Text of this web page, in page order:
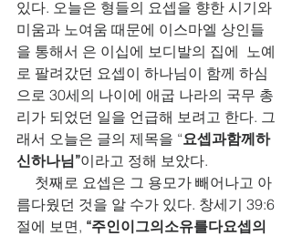
있다. 오늘은 형들의 요셉을 향한 시기와
미움과 노여움 때문에 이스마엘 상인들
을 통해서 은 이십에 보디발의 집에  노예
로 팔려갔던 요셉이 하나님이 함께 하심
으로 30세의 나이에 애굽 나라의 국무 총
리가 되었던 일을 언급해 보려고 한다. 그
래서 오늘은 글의 제목을 “요셉과함께하
신하나님”이라고 정해 보았다.
첫째로 요셉은 그 용모가 빼어나고 아
름다웠던 것을 알 수가 있다. 창세기 39:6
절에 보면, “주인이그의소유를다요셉의